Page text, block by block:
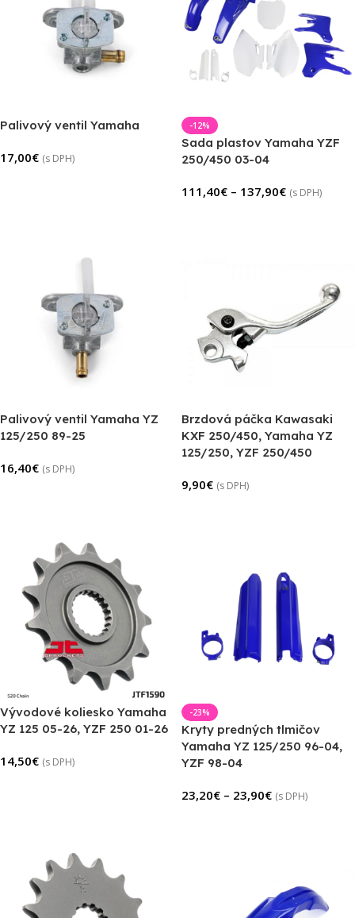
Palivový ventil Yamaha
17,00€ (s DPH)
-12%
Sada plastov Yamaha YZF
250/450 03-04
111,40€ – 137,90€ (s DPH)
Palivový ventil Yamaha YZ
125/250 89-25
16,40€ (s DPH)
Brzdová páčka Kawasaki
KXF 250/450, Yamaha YZ
125/250, YZF 250/450
9,90€ (s DPH)
Vývodové koliesko Yamaha
YZ 125 05-26, YZF 250 01-26
14,50€ (s DPH)
-23%
Kryty predných tlmičov
Yamaha YZ 125/250 96-04,
YZF 98-04
23,20€ – 23,90€ (s DPH)